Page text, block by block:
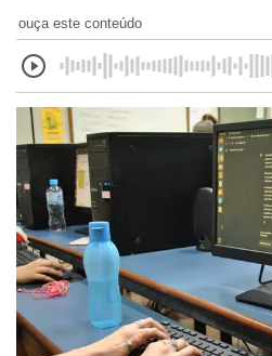
ouça este conteúdo